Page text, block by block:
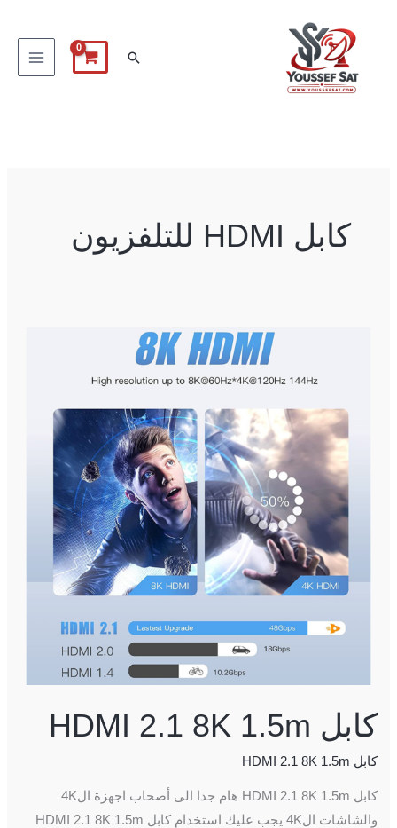
البحث
كابل HDMI للتلفزيون
كابل HDMI 2.1 8K 1.5m
كابل HDMI 2.1 8K 1.5m
كابل HDMI 2.1 8K 1.5m هام جدا الى أصحاب اجهزة ال4K
والشاشات ال4K يجب عليك استخدام كابل HDMI 2.1 8K 1.5m